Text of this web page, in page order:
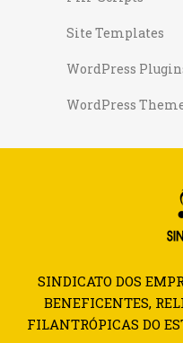
Site Templates
WordPress
WordPress
SINDICATO DOS
BENEFICENTES,
FILANTRÓPICAS DO